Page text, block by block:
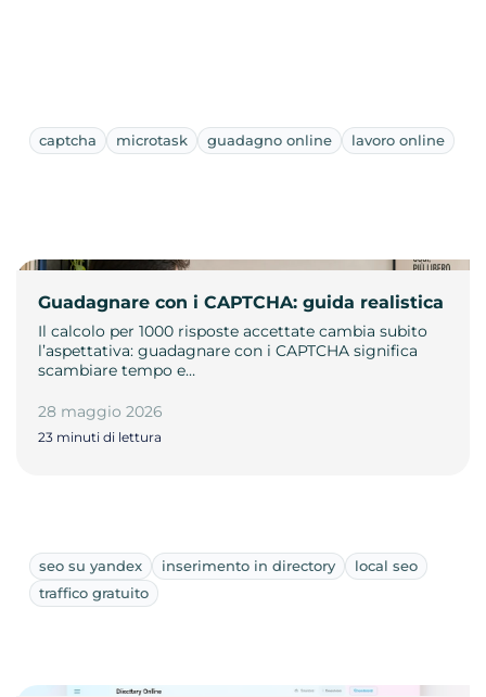
captcha microtask guadagno online lavoro online
Guadagnare con i CAPTCHA: guida realistica
Il calcolo per 1000 risposte accettate cambia subito
l’aspettativa: guadagnare con i CAPTCHA significa
scambiare tempo e…
28 maggio 2026
23 minuti di lettura
seo su yandex inserimento in directory
local seo
traffico gratuito